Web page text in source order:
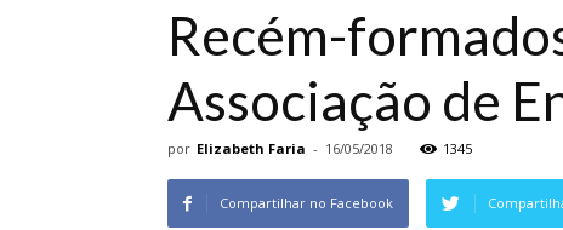
Recém-
Associação de
por Elizabeth Faria - 16/05/2018 1345
Compartilhar no Facebook